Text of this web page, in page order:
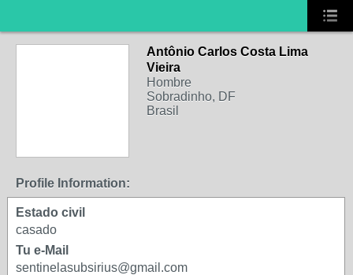
Antônio Carlos Costa Lima
Vieira
Hombre
Sobradinho, DF
Brasil
Profile Information:
Estado civil
casado
Tu e-Mail
sentinelasubsirius@gmail.com